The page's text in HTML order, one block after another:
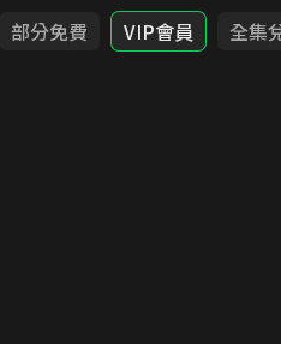
部分免費 VIP會員 全集